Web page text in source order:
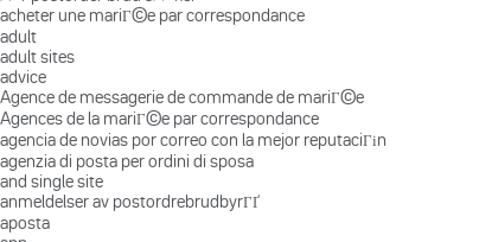
acheter une mariГ©e par correspondance
adult
adult sites
advice
Agence de messagerie de commande de mariГ©e
Agences de la mariГ©e par correspondance
agencia de novias por correo con la mejor reputaciГіn
agenzia di posta per ordini di sposa
and single site
anmeldelser av postordrebrudbyrГҐ
aposta